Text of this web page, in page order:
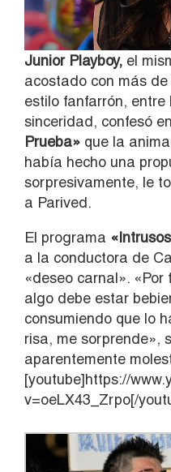
Junior Playboy, el
acostado con más
estilo fanfarrón,
sinceridad, confesó
Prueba» que la
había hecho una
sorpresivamente, le
a Parived.
El programa
a la conductora de
«deseo carnal».
algo debe estar
consumiendo que lo
risa, me sorprende»,
aparentemente
[youtube]https://
v=oeLX43_Zrpo[/